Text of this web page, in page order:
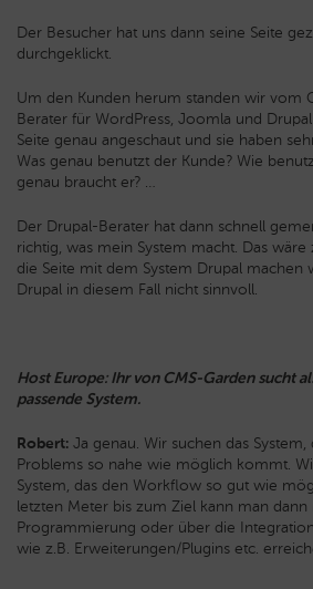
Der Besucher hat uns dann seine Seite
durchgeklickt.
Um den Kunden herum standen wir vom
Berater für WordPress, Joomla und
Seite genau angeschaut und sie haben
Was genau benutzt der Kunde? Wie
genau braucht er? …
Der Drupal-Berater hat dann schnell
richtig, was mein System macht. Das
die Seite mit dem System Drupal machen
Drupal in diesem Fall nicht sinnvoll.
Host Europe: Ihr von CMS-Garden sucht
passende System.
Robert: Ja genau. Wir suchen das
Problems so nahe wie möglich kommt.
System, das den Workflow so gut wie
letzten Meter bis zum Ziel kann man
Programmierung oder über die
wie z.B. Erweiterungen/Plugins etc.